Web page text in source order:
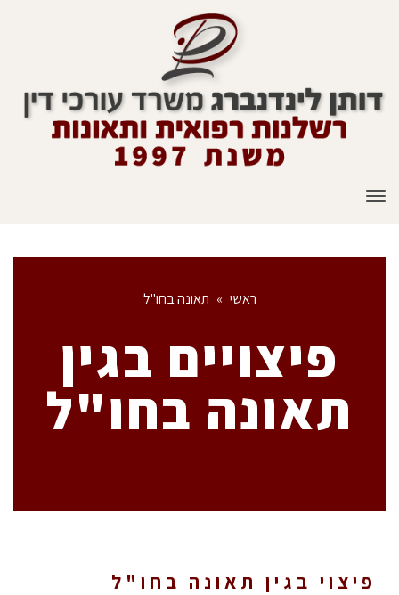
תפריט
ראשי » תאונה בחו"ל
פיצויים בגין
תאונה בחו"ל
פיצוי בגין תאונה בחו"ל